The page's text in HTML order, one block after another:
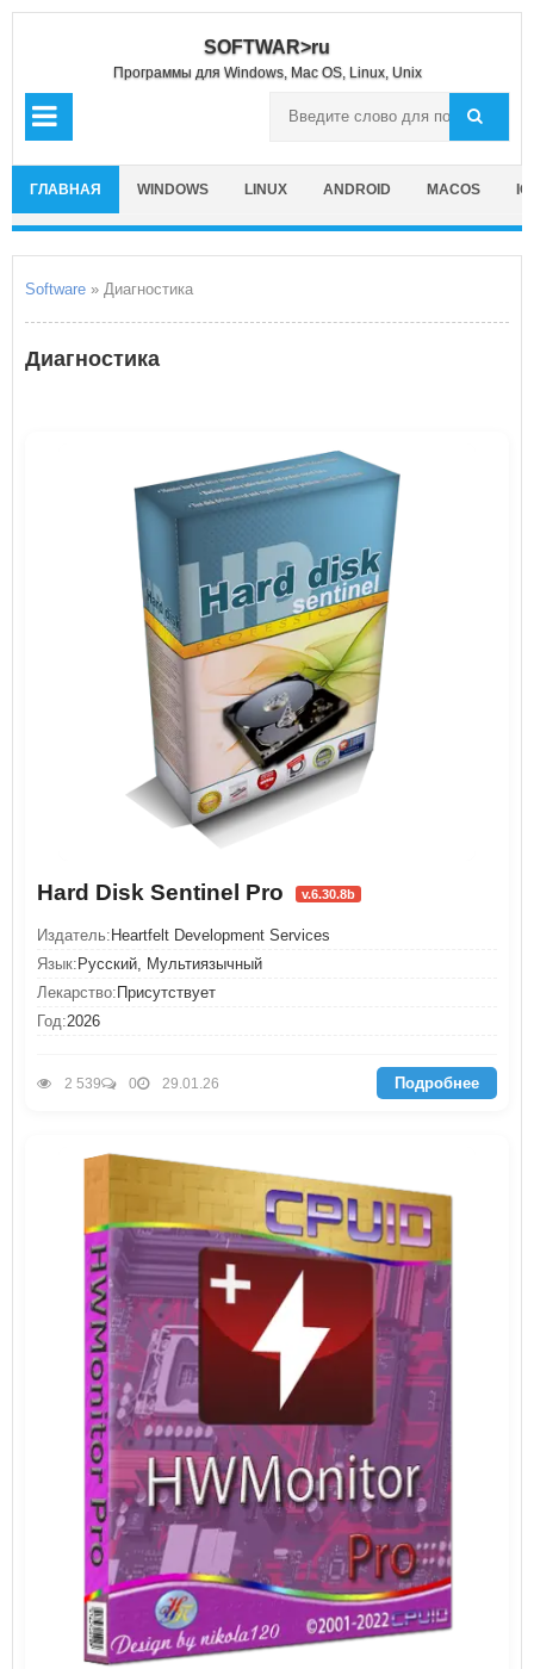
SOFTWAR>ru
Программы для Windows, Mac OS, Linux, Unix
ГЛАВНАЯ WINDOWS LINUX ANDROID MACOS
Software » Диагностика
Диагностика
Hard Disk Sentinel Pro v.6.30.8b
Издатель: Heartfelt Development Services
Язык: Русский, Мультиязычный
Лекарство: Присутствует
Год:2026
2 539 0 29.01.26 Подробнее